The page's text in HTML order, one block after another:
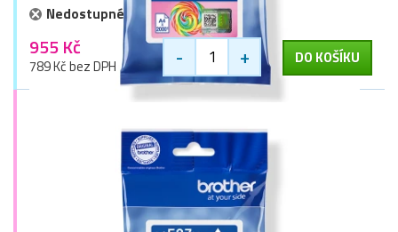
Nedostupné
955 Kč
789 Kč bez DPH - + DO KOŠÍKU